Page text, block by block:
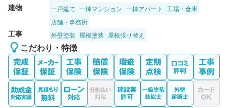
建物 一戸建て 一棟マンション 一棟アパート
工場・倉庫
店舗・事務所
工事 外壁塗装 屋根塗装 屋根張り替え
こだわり・特徴